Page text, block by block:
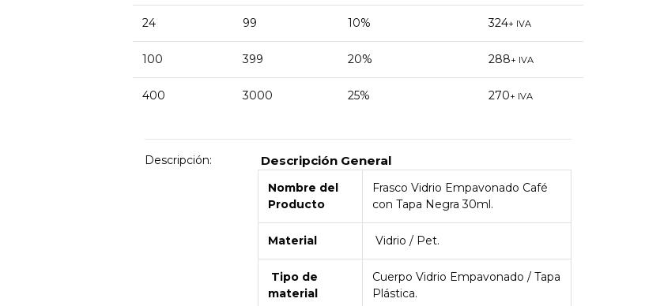
24 99 10% 324+ IVA
100 399 20% 288+ IVA
400 3000 25% 270+ IVA
Descripción: Descripción General
Nombre del
Producto
Frasco Vidrio Empavonado Café
con Tapa Negra 30ml.
Material Vidrio / Pet.
Tipo de
material
Cuerpo Vidrio Empavonado / Tapa
Plástica.